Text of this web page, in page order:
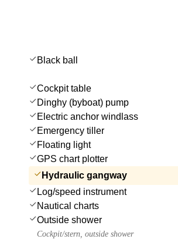
Black ball
Cockpit table
Dinghy (byboat) pump
Electric anchor windlass
Emergency tiller
Floating light
GPS chart plotter
Hydraulic gangway
Log/speed instrument
Nautical charts
Outside shower
Cockpit/stern, outside shower